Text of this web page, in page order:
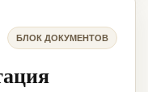
БЛОК ДОКУМЕНТОВ